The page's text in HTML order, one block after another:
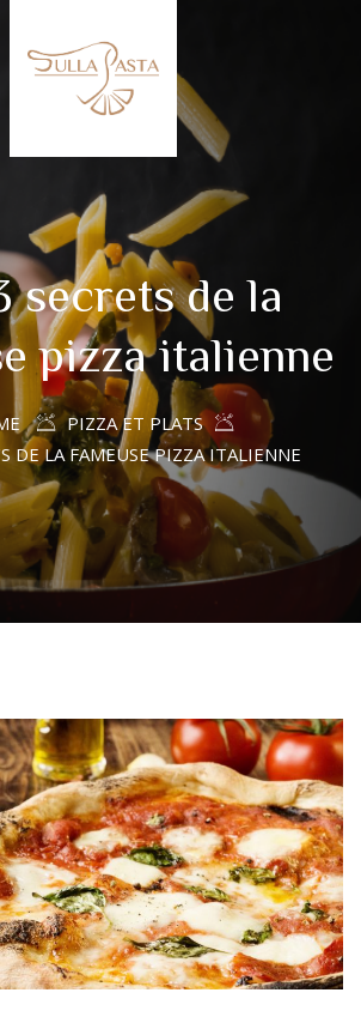
secrets de la
pizza italienne
PIZZA ET PLATS
DE LA FAMEUSE PIZZA ITALIENNE